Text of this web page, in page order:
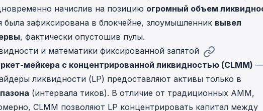
начислив на позицию огромный объем
была зафиксирована в блокчейне, злоумышленник вывел
, фактически опустошив пулы.
и математики фиксированной запятой
мейкера с концентрированной ликвидностью (CLMM) —
ликвидности (LP) предоставляют активы только в
(интервала тиков). В отличие от традиционных AMM,
CLMM позволяют LP концентрировать капитал между